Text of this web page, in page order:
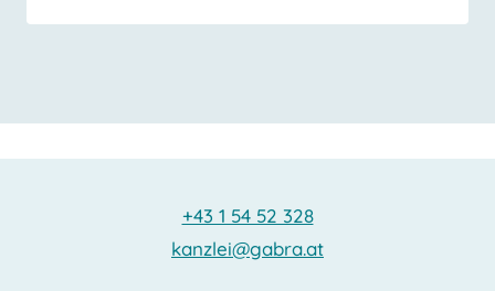
+43 1 54 52 328
kanzlei@gabra.at